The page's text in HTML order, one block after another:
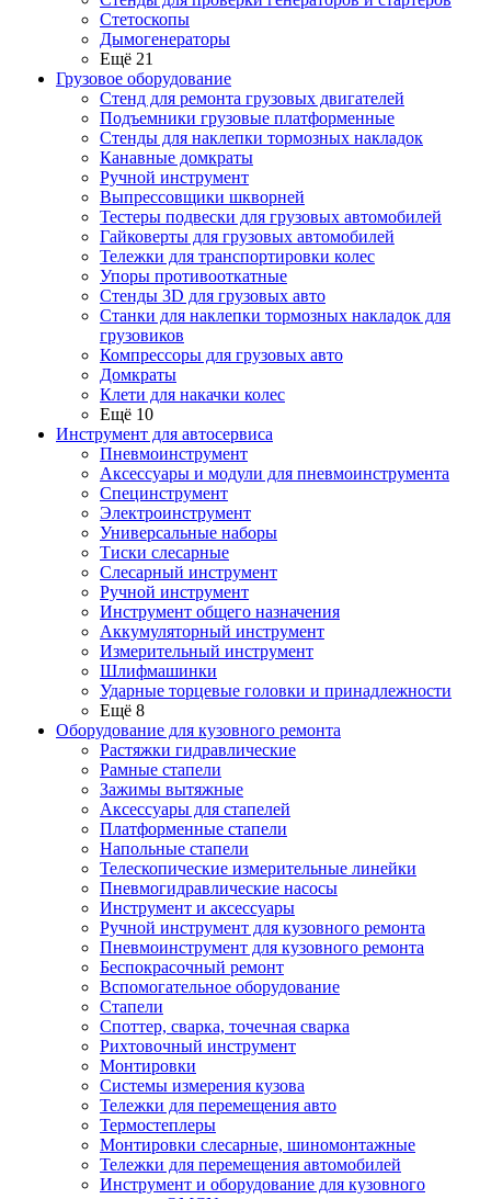
Стетоскопы
Дымогенераторы
Ещё 21
Грузовое оборудование
Стенд для ремонта грузовых двигателей
Подъемники грузовые платформенные
Стенды для наклепки тормозных накладок
Канавные домкраты
Ручной инструмент
Выпрессовщики шкворней
Тестеры подвески для грузовых автомобилей
Гайковерты для грузовых автомобилей
Тележки для транспортировки колес
Упоры противооткатные
Стенды 3D для грузовых авто
Станки для наклепки тормозных накладок для
грузовиков
Компрессоры для грузовых авто
Домкраты
Клети для накачки колес
Ещё 10
Инструмент для автосервиса
Пневмоинструмент
Аксессуары и модули для пневмоинструмента
Специнструмент
Электроинструмент
Универсальные наборы
Тиски слесарные
Слесарный инструмент
Ручной инструмент
Инструмент общего назначения
Аккумуляторный инструмент
Измерительный инструмент
Шлифмашинки
Ударные торцевые головки и принадлежности
Ещё 8
Оборудование для кузовного ремонта
Растяжки гидравлические
Рамные стапели
Зажимы вытяжные
Аксессуары для стапелей
Платформенные стапели
Напольные стапели
Телескопические измерительные линейки
Пневмогидравлические насосы
Инструмент и аксессуары
Ручной инструмент для кузовного ремонта
Пневмоинструмент для кузовного ремонта
Беспокрасочный ремонт
Вспомогательное оборудование
Стапели
Споттер, сварка, точечная сварка
Рихтовочный инструмент
Монтировки
Системы измерения кузова
Тележки для перемещения авто
Термостеплеры
Монтировки слесарные, шиномонтажные
Тележки для перемещения автомобилей
Инструмент и оборудование для кузовного